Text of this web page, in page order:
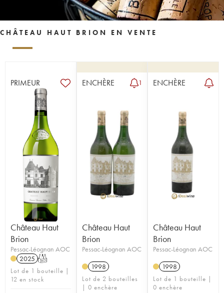
CHÂTEAU HAUT BRION EN VENTE
PRIMEUR
Château Haut
Brion
Pessac-Léognan AOC
2025 T
Lot de 1 bouteille |
12 en stock
ENCHÈRE 1
Château Haut
Brion
Pessac-Léognan AOC
1998
Lot de 2 bouteilles
| 0 enchère
ENCHÈRE
Château Haut
Brion
Pessac-Léognan AOC
1998
Lot de 1 bouteille |
0 enchère